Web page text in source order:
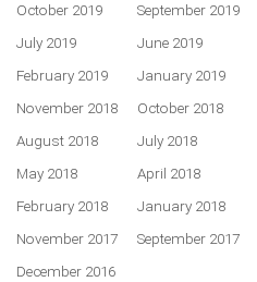
October 2019
September 2019
July 2019
June 2019
February 2019
January 2019
November 2018
October 2018
August 2018
July 2018
May 2018
April 2018
February 2018
January 2018
November 2017
September 2017
December 2016